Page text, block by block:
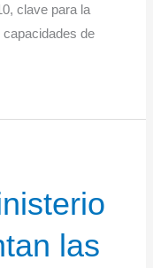
clave para la
de
las